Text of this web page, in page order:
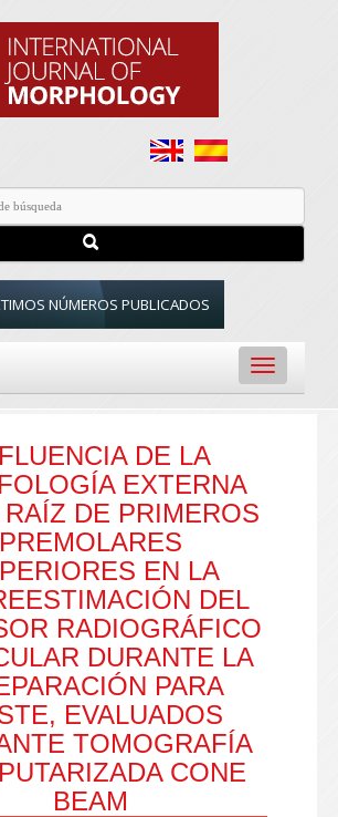
NÚMEROS PUBLICADOS
Toggle
navigation
DE LA
EXTERNA
RAÍZ DE PRIMEROS
PREMOLARES
EN LA
DEL
RADIOGRÁFICO
DURANTE LA
PARA
EVALUADOS
TOMOGRAFÍA
CONE
BEAM